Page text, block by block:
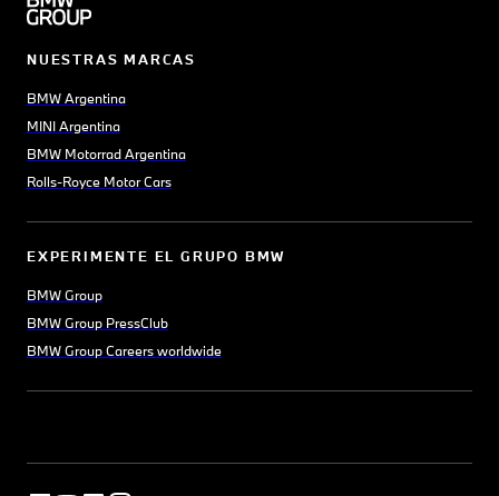
NUESTRAS MARCAS
BMW Argentina
MINI Argentina
BMW Motorrad Argentina
Rolls-Royce Motor Cars
EXPERIMENTE EL GRUPO BMW
BMW Group
BMW Group PressClub
BMW Group Careers worldwide